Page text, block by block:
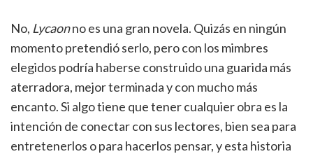
No, Lycaonno es una gran novela. Quizás en ningún
momento pretendió serlo, pero con los mimbres
elegidos podría haberse construido una guarida más
aterradora, mejor terminada y con mucho más
encanto. Si algo tiene que tener cualquier obra es la
intención de conectar con sus lectores, bien sea para
entretenerlos o para hacerlos pensar, y esta historia